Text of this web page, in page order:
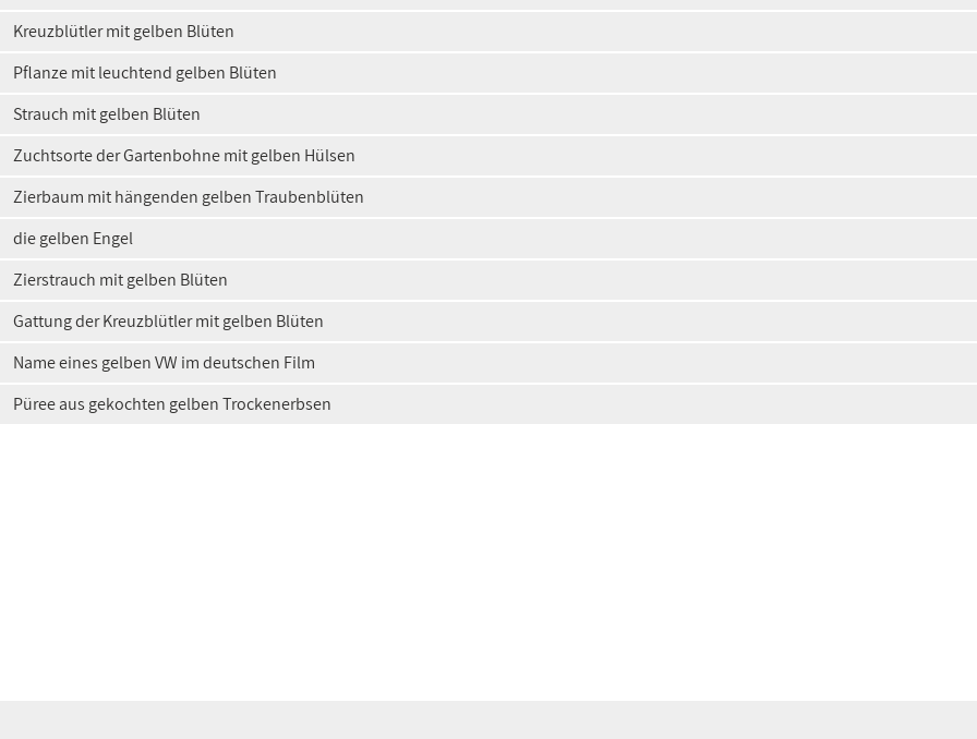
Kreuzblütler mit gelben Blüten
Pflanze mit leuchtend gelben Blüten
Strauch mit gelben Blüten
Zuchtsorte der Gartenbohne mit gelben Hülsen
Zierbaum mit hängenden gelben Traubenblüten
die gelben Engel
Zierstrauch mit gelben Blüten
Gattung der Kreuzblütler mit gelben Blüten
Name eines gelben VW im deutschen Film
Püree aus gekochten gelben Trockenerbsen